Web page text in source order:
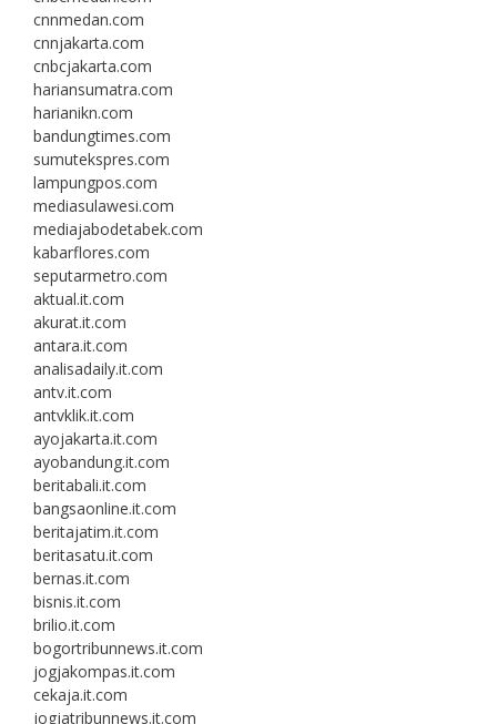
cnnmedan.com
cnnjakarta.com
cnbcjakarta.com
hariansumatra.com
harianikn.com
bandungtimes.com
sumutekspres.com
lampungpos.com
mediasulawesi.com
mediajabodetabek.com
kabarflores.com
seputarmetro.com
aktual.it.com
akurat.it.com
antara.it.com
analisadaily.it.com
antv.it.com
antvklik.it.com
ayojakarta.it.com
ayobandung.it.com
beritabali.it.com
bangsaonline.it.com
beritajatim.it.com
beritasatu.it.com
bernas.it.com
bisnis.it.com
brilio.it.com
bogortribunnews.it.com
jogjakompas.it.com
cekaja.it.com
jogjatribunnews.it.com